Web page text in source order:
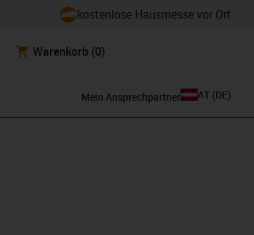
kostenlose Hausmesse vor Ort
Warenkorb (0)
Mein Ansprechpartner AT (DE)